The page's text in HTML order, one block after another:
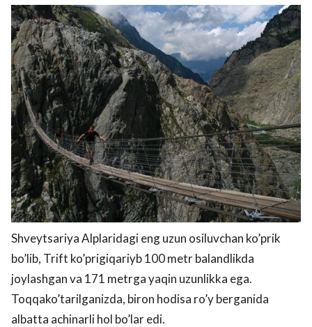
Shveytsariya Alplaridagi eng uzun osiluvchan ko’prik
bo’lib, Trift ko’prigiqariyb 100 metr balandlikda
joylashgan va 171 metrga yaqin uzunlikka ega.
Toqqako’tarilganizda, biron hodisa ro’y berganida
albatta achinarli hol bo’lar edi.